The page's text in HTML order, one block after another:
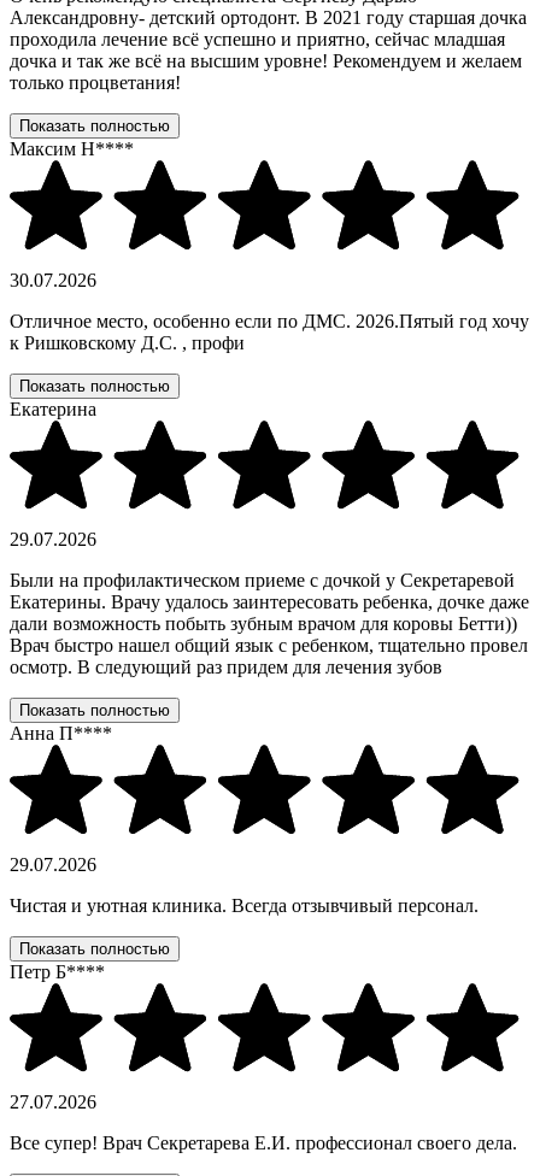
Александровну- детский ортодонт. В 2021 году старшая дочка
проходила лечение всё успешно и приятно, сейчас младшая
дочка и так же всё на высшим уровне! Рекомендуем и желаем
только процветания!
Показать полностью
Максим Н****
30.07.2026
Отличное место, особенно если по ДМС. 2026.Пятый год хочу
к Ришковскому Д.С. , профи
Показать полностью
Екатерина
29.07.2026
Были на профилактическом приеме с дочкой у Секретаревой
Екатерины. Врачу удалось заинтересовать ребенка, дочке даже
дали возможность побыть зубным врачом для коровы Бетти))
Врач быстро нашел общий язык с ребенком, тщательно провел
осмотр. В следующий раз придем для лечения зубов
Показать полностью
Анна П****
29.07.2026
Чистая и уютная клиника. Всегда отзывчивый персонал.
Показать полностью
Петр Б****
27.07.2026
Все супер! Врач Секретарева Е.И. профессионал своего дела.